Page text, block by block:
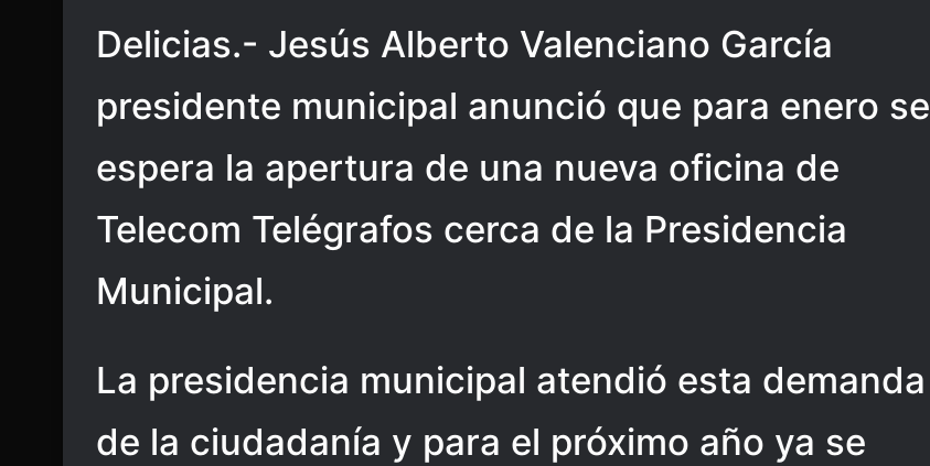
Delicias.- Jesús Alberto Valenciano García
presidente municipal anunció que para enero se
espera la apertura de una nueva oficina de
Telecom Telégrafos cerca de la Presidencia
Municipal.
La presidencia municipal atendió esta demanda
de la ciudadanía y para el próximo año ya se